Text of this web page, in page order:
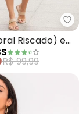
(Preta) em
Riscado) em
R$ 99,99